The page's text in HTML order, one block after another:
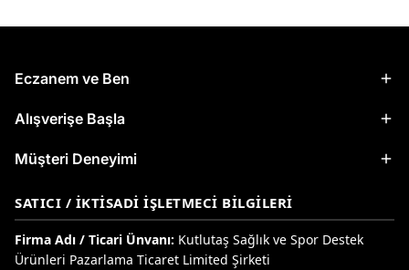
Eczanem ve Ben
Alışverişe Başla
Müşteri Deneyimi
SATICI / İKTISADI İŞLETMECI BILGILERI
Firma Adı / Ticari Ünvanı: Kutlutaş Sağlık ve Spor Destek
Ürünleri Pazarlama Ticaret Limited Şirketi